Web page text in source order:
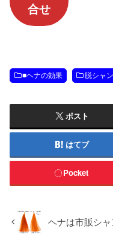
合せ
■ヘナの効果 脱シャ
ポスト
はてブ
Pocket
ヘナは市販シ